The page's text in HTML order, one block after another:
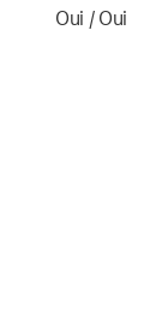
Oui / Oui